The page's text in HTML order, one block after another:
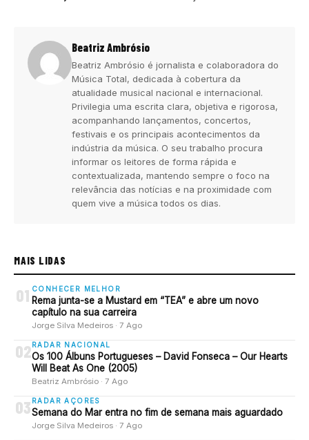
Beatriz Ambrósio
Beatriz Ambrósio é jornalista e colaboradora do
Música Total, dedicada à cobertura da
atualidade musical nacional e internacional.
Privilegia uma escrita clara, objetiva e rigorosa,
acompanhando lançamentos, concertos,
festivais e os principais acontecimentos da
indústria da música. O seu trabalho procura
informar os leitores de forma rápida e
contextualizada, mantendo sempre o foco na
relevância das notícias e na proximidade com
quem vive a música todos os dias.
MAIS LIDAS
01 CONHECER MELHOR
Rema junta-se a Mustard em “TEA” e abre um novo
capítulo na sua carreira
Jorge Silva Medeiros · 7 Ago
02 RADAR NACIONAL
Os 100 Álbuns Portugueses – David Fonseca – Our Hearts
Will Beat As One (2005)
Beatriz Ambrósio · 7 Ago
03 RADAR AÇORES
Semana do Mar entra no fim de semana mais aguardado
Jorge Silva Medeiros · 7 Ago